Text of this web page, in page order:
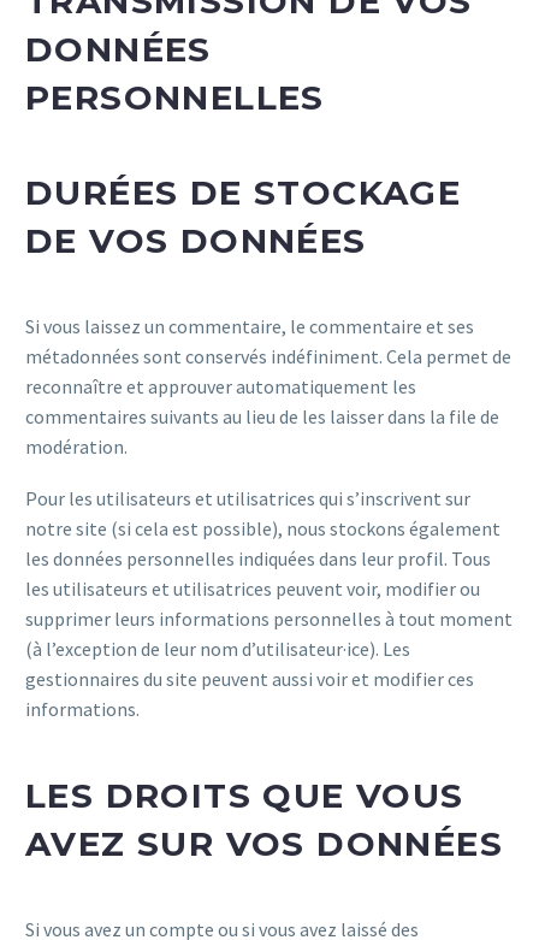
DONNÉES
PERSONNELLES
DURÉES DE STOCKAGE
DE VOS DONNÉES
Si vous laissez un commentaire, le commentaire et ses
métadonnées sont conservés indéfiniment. Cela permet de
reconnaître et approuver automatiquement les
commentaires suivants au lieu de les laisser dans la file de
modération.
Pour les utilisateurs et utilisatrices qui s’inscrivent sur
notre site (si cela est possible), nous stockons également
les données personnelles indiquées dans leur profil. Tous
les utilisateurs et utilisatrices peuvent voir, modifier ou
supprimer leurs informations personnelles à tout moment
(à l’exception de leur nom d’utilisateur·ice). Les
gestionnaires du site peuvent aussi voir et modifier ces
informations.
LES DROITS QUE VOUS
AVEZ SUR VOS DONNÉES
Si vous avez un compte ou si vous avez laissé des